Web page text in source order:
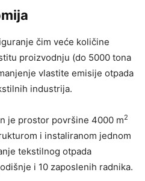
čim veće količine
proizvodnju (do 5000 tona
vlastite emisije otpada
industrija.
je prostor površine 4000 m2
i instaliranom jednom
tekstilnog otpada
i 10 zaposlenih radnika.